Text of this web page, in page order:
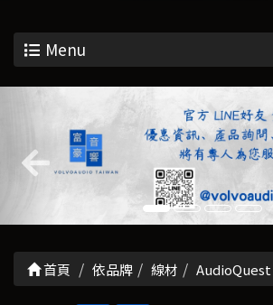
Menu
首頁 依品牌 線材 AudioQuest